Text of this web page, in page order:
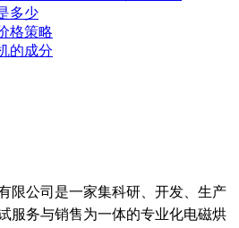
多少
格策略
的成分
公司是一家集科研、开发、生产
服务与销售为一体的专业化电磁烘